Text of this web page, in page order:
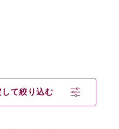
て絞り込む